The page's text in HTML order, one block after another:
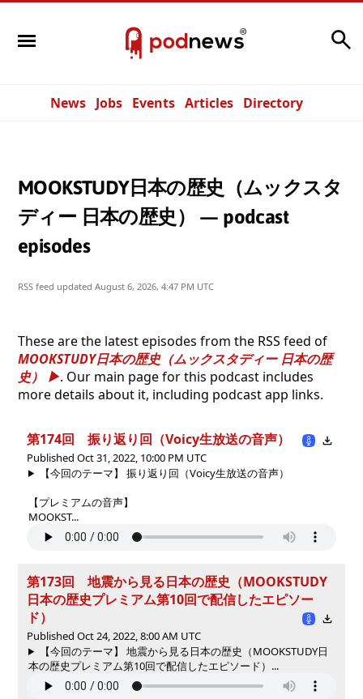
News Jobs Events Articles Directory
MOOKSTUDY日本の歴史（ムックスタ
ディー 日本の歴史） — podcast
episodes
RSS feed updated August 6, 2026, 4:47 PM UTC
These are the latest episodes from the RSS feed of
MOOKSTUDY日本の歴史（ムックスタディー 日本の歴
史）
. Our main page for this podcast includes
more details about it, including podcast app links.
第174回 振り返り回（Voicy生放送の音声）
Published Oct 31, 2022, 10:00 PM UTC
【今回のテーマ】 振り返り回（Voicy生放送の音声）
【プレミアムの音声】
MOOKST...
第173回 地震から見る日本の歴史（MOOKSTUDY
日本の歴史プレミアム第10回で配信したエピソー
ド）
Published Oct 24, 2022, 8:00 AM UTC
【今回のテーマ】 地震から見る日本の歴史（MOOKSTUDY日
本の歴史プレミアム第10回で配信したエピソード）...